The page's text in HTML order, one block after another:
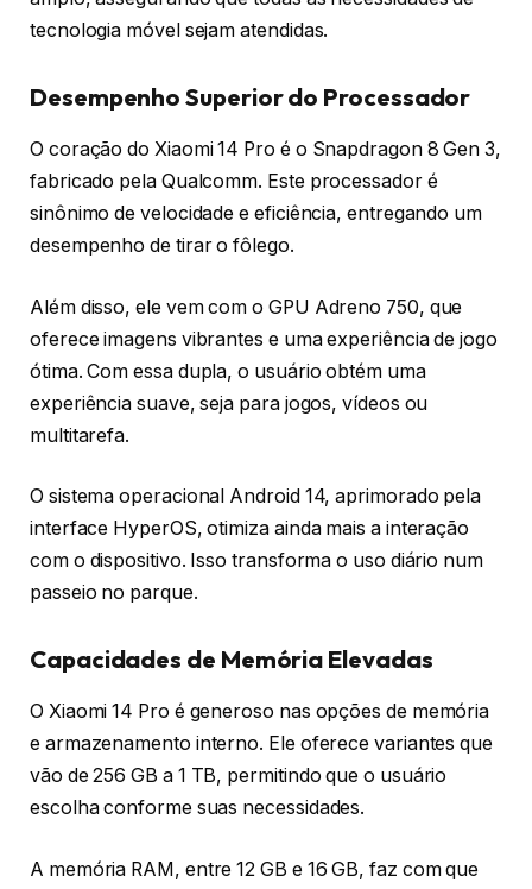
tecnologia móvel sejam atendidas.
Desempenho Superior do Processador
O coração do Xiaomi 14 Pro é o Snapdragon 8 Gen 3,
fabricado pela Qualcomm. Este processador é
sinônimo de velocidade e eficiência, entregando um
desempenho de tirar o fôlego.
Além disso, ele vem com o GPU Adreno 750, que
oferece imagens vibrantes e uma experiência de jogo
ótima. Com essa dupla, o usuário obtém uma
experiência suave, seja para jogos, vídeos ou
multitarefa.
O sistema operacional Android 14, aprimorado pela
interface HyperOS, otimiza ainda mais a interação
com o dispositivo. Isso transforma o uso diário num
passeio no parque.
Capacidades de Memória Elevadas
O Xiaomi 14 Pro é generoso nas opções de memória
e armazenamento interno. Ele oferece variantes que
vão de 256 GB a 1 TB, permitindo que o usuário
escolha conforme suas necessidades.
A memória RAM, entre 12 GB e 16 GB, faz com que